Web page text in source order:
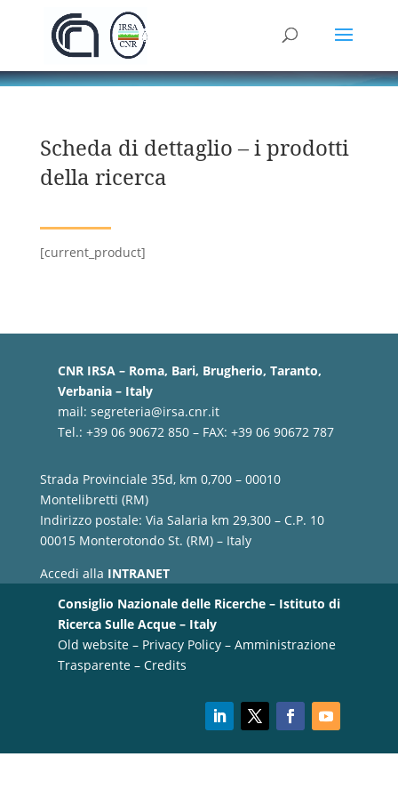
Scheda di dettaglio – i prodotti
della ricerca
[current_product]
CNR IRSA – Roma, Bari, Brugherio, Taranto,
Verbania – Italy
mail: segreteria@irsa.cnr.it
Tel.: +39 06 90672 850 – FAX: +39 06 90672 787
Strada Provinciale 35d, km 0,700 – 00010
Montelibretti (RM)
Indirizzo postale: Via Salaria km 29,300 – C.P. 10
00015 Monterotondo St. (RM) – Italy
Accedi alla INTRANET
Consiglio Nazionale delle Ricerche – Istituto di
Ricerca Sulle Acque – Italy
Old website– Privacy Policy– Amministrazione
Trasparente– Credits